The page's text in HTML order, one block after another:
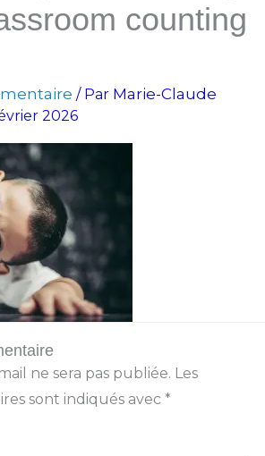
counting
/ Par Marie-Claude
2026
ne sera pas publiée. Les
sont indiqués avec *